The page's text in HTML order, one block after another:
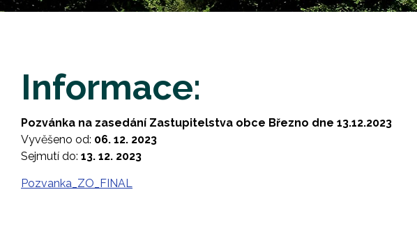
Informace:
Pozvánka na zasedání Zastupitelstva obce Březno dne 13.12.2023
Vyvěšeno od: 06. 12. 2023
Sejmutí do: 13. 12. 2023
Pozvanka_ZO_FINAL